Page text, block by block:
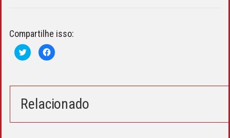
Compartilhe isso:
Clique
para
compartilhar
nova
Clique
para
nova
Relacionado